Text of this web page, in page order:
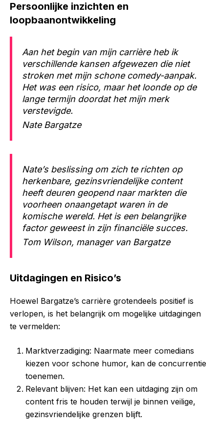
Persoonlijke inzichten en
loopbaanontwikkeling
Aan het begin van mijn carrière heb ik
verschillende kansen afgewezen die niet
stroken met mijn schone comedy-aanpak.
Het was een risico, maar het loonde op de
lange termijn doordat het mijn merk
verstevigde.
Nate Bargatze
Nate’s beslissing om zich te richten op
herkenbare, gezinsvriendelijke content
heeft deuren geopend naar markten die
voorheen onaangetapt waren in de
komische wereld. Het is een belangrijke
factor geweest in zijn financiële succes.
Tom Wilson, manager van Bargatze
Uitdagingen en Risico’s
Hoewel Bargatze’s carrière grotendeels positief is
verlopen, is het belangrijk om mogelijke uitdagingen
te vermelden:
Marktverzadiging: Naarmate meer comedians
kiezen voor schone humor, kan de concurrentie
toenemen.
Relevant blijven: Het kan een uitdaging zijn om
content fris te houden terwijl je binnen veilige,
gezinsvriendelijke grenzen blijft.